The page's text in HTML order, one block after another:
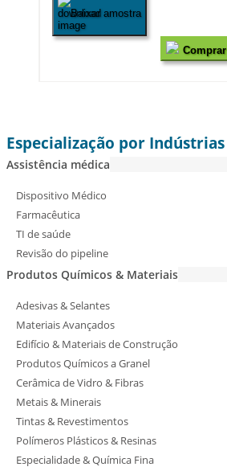
Baixar amostra
Comprar
Especialização por Indústrias
Assistência médica
Dispositivo Médico
Farmacêutica
TI de saúde
Revisão do pipeline
Produtos Químicos & Materiais
Adesivas & Selantes
Materiais Avançados
Edifício & Materiais de Construção
Produtos Químicos a Granel
Cerâmica de Vidro & Fibras
Metais & Minerais
Tintas & Revestimentos
Polímeros Plásticos & Resinas
Especialidade & Química Fina